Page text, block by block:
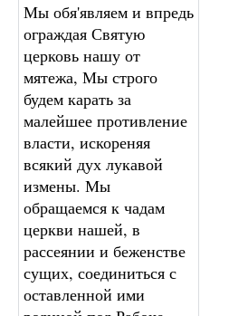
Мы обя'являем и впредь
ограждая Святую
церковь нашу от
мятежа, Мы строго
будем карать за
малейшее противление
власти, искореняя
всякий дух лукавой
измены. Мы
обращаемся к чадам
церкви нашей, в
рассеянии и беженстве
сущих, соединиться с
оставленной ими